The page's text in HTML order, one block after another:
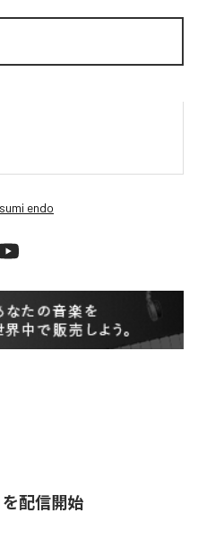
endo
を配信開始